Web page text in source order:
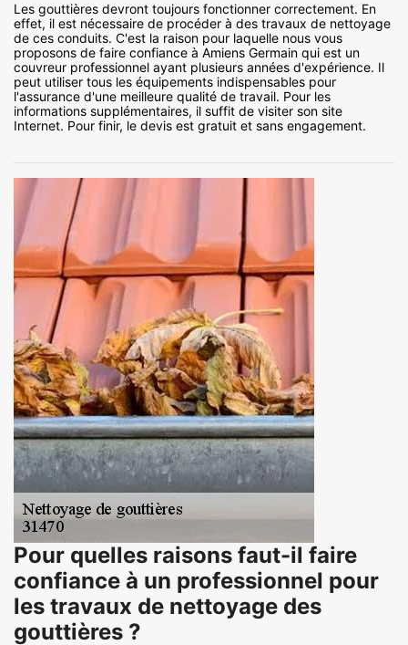
Les gouttières devront toujours fonctionner correctement. En
effet, il est nécessaire de procéder à des travaux de nettoyage
de ces conduits. C'est la raison pour laquelle nous vous
proposons de faire confiance à Amiens Germain qui est un
couvreur professionnel ayant plusieurs années d'expérience. Il
peut utiliser tous les équipements indispensables pour
l'assurance d'une meilleure qualité de travail. Pour les
informations supplémentaires, il suffit de visiter son site
Internet. Pour finir, le devis est gratuit et sans engagement.
Pour quelles raisons faut-il faire
confiance à un professionnel pour
les travaux de nettoyage des
gouttières ?